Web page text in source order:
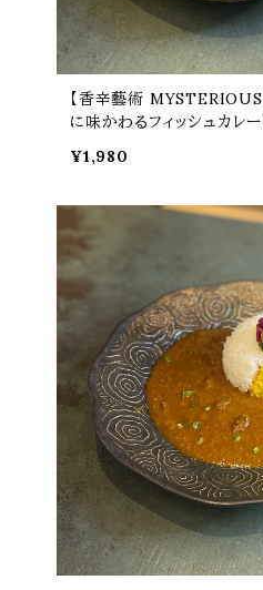
【香辛藝術
に味かわるフィッシュカレー
¥1,980